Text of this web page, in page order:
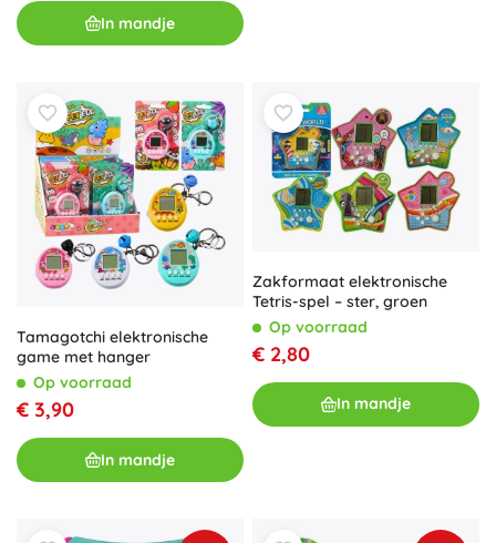
In mandje
Tamagotchi elektronische
game met hanger
Op voorraad
€ 3,90
In mandje
Zakformaat elektronische
Tetris-spel – ster, groen
Op voorraad
€ 2,80
In mandje